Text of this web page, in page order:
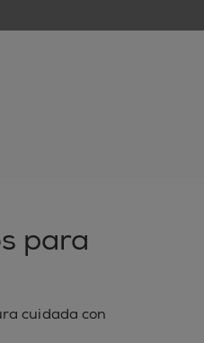
para
cuidada con